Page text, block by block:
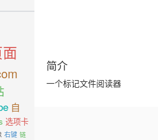
自
选项卡
右键 链
简介
一个标记文件阅读器